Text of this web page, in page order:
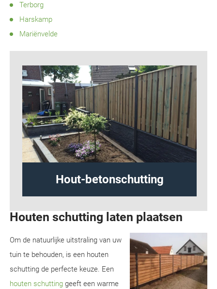
Terborg
Harskamp
Mariënvelde
Design schutting
Houten schutting laten plaatsen
Om de natuurlijke uitstraling van uw
tuin te behouden, is een houten
schutting de perfecte keuze. Een
houten schutting geeft een warme